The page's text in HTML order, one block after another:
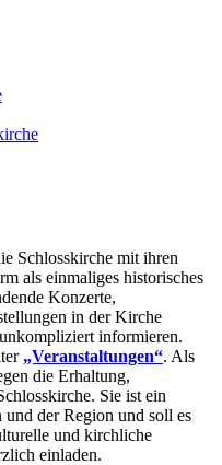
Schlosskirche mit ihren
als einmaliges historisches
Konzerte,
in der Kirche
informieren.
„Veranstaltungen“. Als
die Erhaltung,
Sie ist ein
der Region und soll es
und kirchliche
einladen.